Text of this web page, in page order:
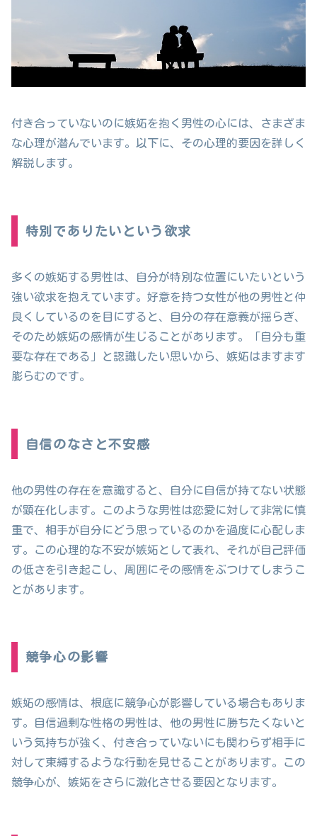
付き合っていないのに嫉妬を抱く男性の心には、さまざま
な心理が潜んでいます。以下に、その心理的要因を詳しく
解説します。
特別でありたいという欲求
多くの嫉妬する男性は、自分が特別な位置にいたいという
強い欲求を抱えています。好意を持つ女性が他の男性と仲
良くしているのを目にすると、自分の存在意義が揺らぎ、
そのため嫉妬の感情が生じることがあります。「自分も重
要な存在である」と認識したい思いから、嫉妬はますます
膨らむのです。
自信のなさと不安感
他の男性の存在を意識すると、自分に自信が持てない状態
が顕在化します。このような男性は恋愛に対して非常に慎
重で、相手が自分にどう思っているのかを過度に心配しま
す。この心理的な不安が嫉妬として表れ、それが自己評価
の低さを引き起こし、周囲にその感情をぶつけてしまうこ
とがあります。
競争心の影響
嫉妬の感情は、根底に競争心が影響している場合もありま
す。自信過剰な性格の男性は、他の男性に勝ちたくないと
いう気持ちが強く、付き合っていないにも関わらず相手に
対して束縛するような行動を見せることがあります。この
競争心が、嫉妬をさらに激化させる要因となります。